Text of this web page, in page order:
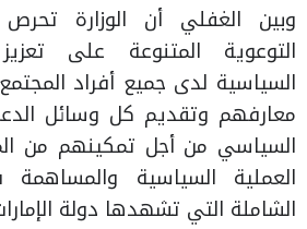
وبين الغفلي أن الوزارة
التوعوية المتنوعة على
السياسية لدى جميع أفراد
معارفهم وتقديم كل وسائل
السياسي من أجل تمكينهم من
العملية السياسية
الشاملة التي تشهدها دولة